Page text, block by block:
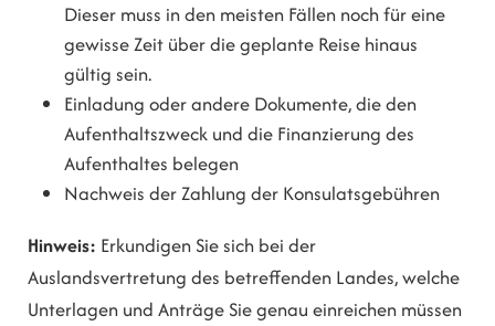
Dieser muss in den meisten Fällen noch für eine
gewisse Zeit über die geplante Reise hinaus
gültig sein.
Einladung oder andere Dokumente, die den
Aufenthaltszweck und die Finanzierung des
Aufenthaltes belegen
Nachweis der Zahlung der Konsulatsgebühren
Hinweis: Erkundigen Sie sich bei der
Auslandsvertretung des betreffenden Landes, welche
Unterlagen und Anträge Sie genau einreichen müssen